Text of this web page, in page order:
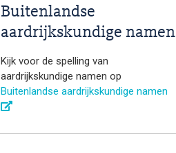
Buitenlandse
aardrijkskundige namen
Kijk voor de spelling van
aardrijkskundige namen op
Buitenlandse aardrijkskundige namen